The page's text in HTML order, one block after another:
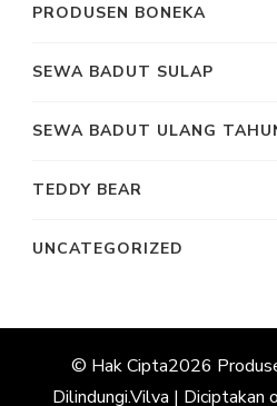
PRODUSEN BONEKA
SEWA BADUT SULAP
SEWA BADUT ULANG
TEDDY BEAR
UNCATEGORIZED
© Hak Cipta2026
Dilindungi.Vilva | Diciptakan